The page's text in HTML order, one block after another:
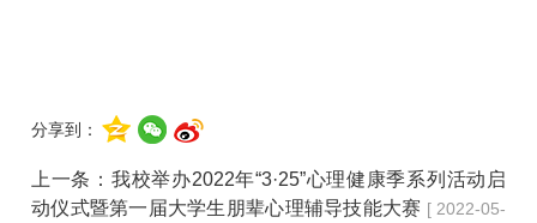
分享到：
上一条： 我校举办2022年“3·25”心理健康季系列活动启
动仪式暨第一届大学生朋辈心理辅导技能大赛 [ 2022-05-